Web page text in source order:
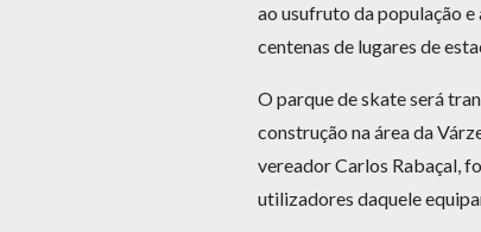
ao usufruto da população
centenas de lugares de
O parque de skate será
construção na área da
vereador Carlos Rabaçal,
utilizadores daquele